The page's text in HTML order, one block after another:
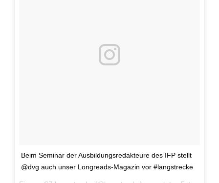
Beim Seminar der Ausbildungsredakteure des IFP stellt
@dvg auch unser Longreads-Magazin vor #langstrecke